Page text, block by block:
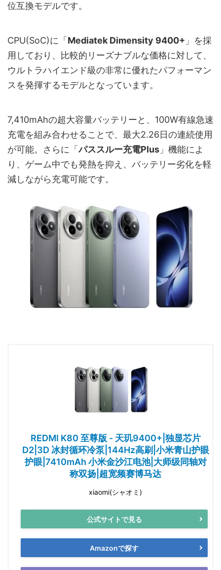
位互換モデルです。
CPU(SoC)に「 Mediatek Dimensity 9400+ 」を採
用しており、比較的リーズナブルな価格に対して、
ウルトラハイエンド級の非常に優れたパフォーマン
スを発揮するモデルとなっています。
7,410mAhの超大容量バッテリーと、100W有線急速
充電を組み合わせることで、最大2.26日の連続使用
が可能。さらに「パススルー充電Plus 」機能によ
り、ゲーム中でも発熱を抑え、バッテリー劣化を軽
減しながら充電可能です。
REDMI K80 至尊版 - 天玑9400+|独显芯片
D2|3D 冰封循环冷泵|144Hz高刷|小米青山护眼
护眼|7410mAh 小米金沙江电池|大师级同轴对
称双扬|超宽频赛博马达
xiaomi(シャオミ)
公式サイトで見る
Amazonで探す